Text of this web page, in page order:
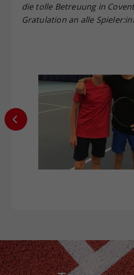
die tolle Betreuung in
Gratulation an alle